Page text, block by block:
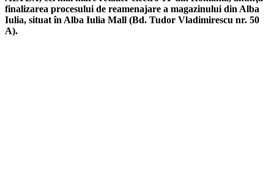
finalizarea procesului de reamenajare a magazinului din Alba
Iulia, situat în Alba Iulia Mall (Bd. Tudor Vladimirescu nr. 50
A).